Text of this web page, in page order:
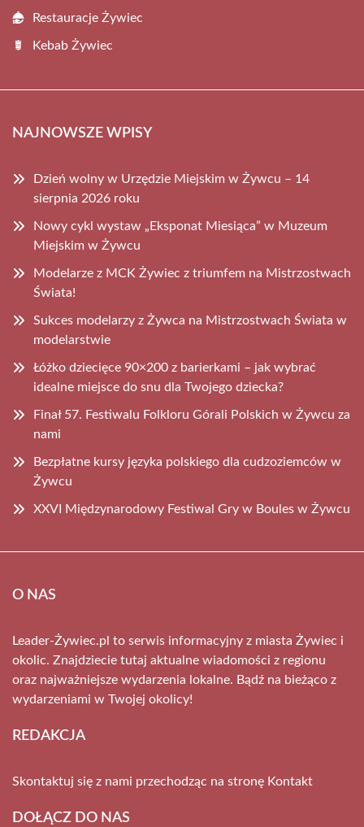
Restauracje Żywiec
Kebab Żywiec
NAJNOWSZE WPISY
Dzień wolny w Urzędzie Miejskim w Żywcu – 14
sierpnia 2026 roku
Nowy cykl wystaw „Eksponat Miesiąca” w Muzeum
Miejskim w Żywcu
Modelarze z MCK Żywiec z triumfem na Mistrzostwach
Świata!
Sukces modelarzy z Żywca na Mistrzostwach Świata w
modelarstwie
Łóżko dziecięce 90×200 z barierkami – jak wybrać
idealne miejsce do snu dla Twojego dziecka?
Finał 57. Festiwalu Folkloru Górali Polskich w Żywcu za
nami
Bezpłatne kursy języka polskiego dla cudzoziemców w
Żywcu
XXVI Międzynarodowy Festiwal Gry w Boules w Żywcu
O NAS
Leader-Żywiec.pl to serwis informacyjny z miasta Żywiec i
okolic. Znajdziecie tutaj aktualne wiadomości z regionu
oraz najważniejsze wydarzenia lokalne. Bądź na bieżąco z
wydarzeniami w Twojej okolicy!
REDAKCJA
Skontaktuj się z nami przechodząc na stronę Kontakt
DOŁĄCZ DO NAS